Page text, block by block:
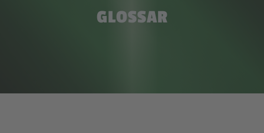
GLOSSAR